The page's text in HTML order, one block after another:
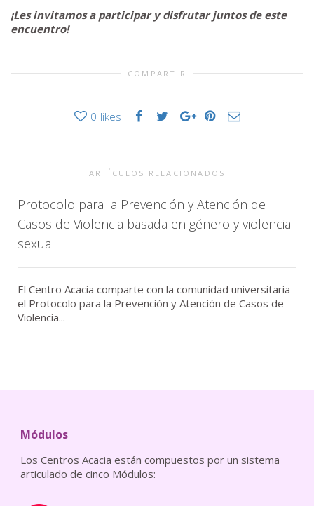
¡Les invitamos a participar y disfrutar juntos de este
encuentro!
COMPARTIR
0 likes
ARTÍCULOS RELACIONADOS
Protocolo para la Prevención y Atención de
Casos de Violencia basada en género y violencia
sexual
El Centro Acacia comparte con la comunidad universitaria
el Protocolo para la Prevención y Atención de Casos de
Violencia...
Módulos
Los Centros Acacia están compuestos por un sistema
articulado de cinco Módulos: